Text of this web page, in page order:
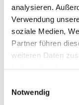
analysieren.
Verwendung
soziale Medien,
Partner führen
weiteren Daten
Notwendig